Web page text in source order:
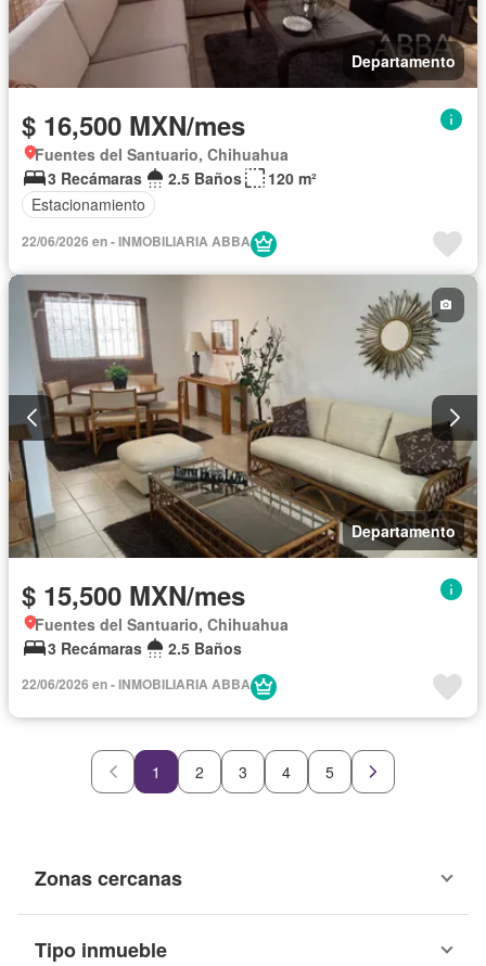
Departamento
$ 16,500 MXN/mes
Fuentes del Santuario, Chihuahua
3 Recámaras
2.5 Baños
120 m²
Estacionamiento
22/06/2026 en - INMOBILIARIA ABBA
Departamento
$ 15,500 MXN/mes
Fuentes del Santuario, Chihuahua
3 Recámaras
2.5 Baños
22/06/2026 en - INMOBILIARIA ABBA
1 2 3 4 5
Zonas cercanas
Tipo inmueble